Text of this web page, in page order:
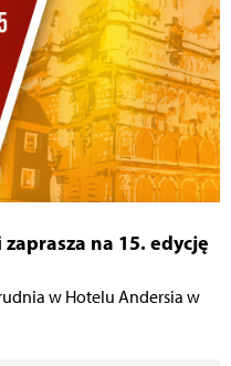
zaprasza na 15. edycję
w Hotelu Andersia w